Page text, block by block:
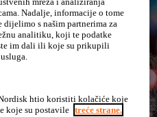
stranicu?
Nadalje, informacije o tome
dijelimo s našim partnerima za
analitiku, koji te podatke
im dali ili koje su prikupili
htio koristiti kolačiće koje
koje su postavile treće strane.